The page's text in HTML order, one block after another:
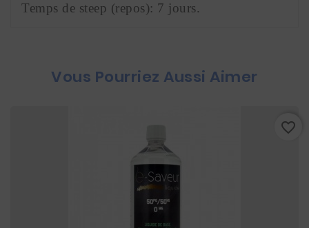
Temps de steep (repos): 7 jours.
Vous Pourriez Aussi Aimer
favorite_border